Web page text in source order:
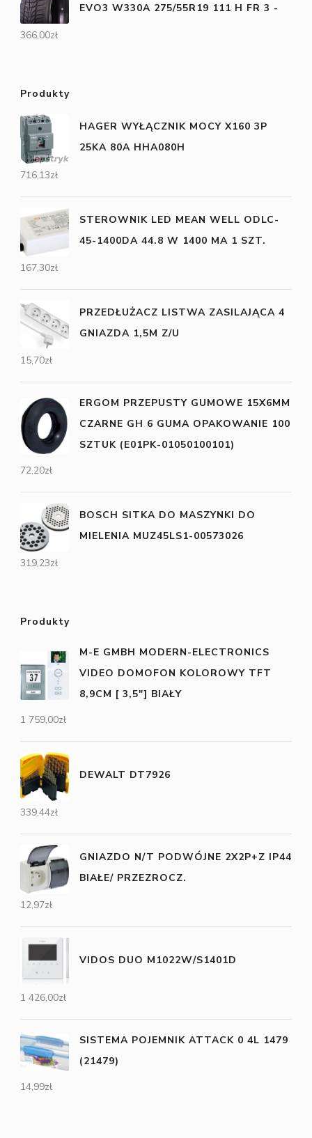
EVO3 W330A 275/55R19 111 H FR 3 -
366,00zł
Produkty
HAGER WYŁĄCZNIK MOCY X160 3P
25KA 80A HHA080H
716,13zł
STEROWNIK LED MEAN WELL ODLC-
45-1400DA 44.8 W 1400 MA 1 SZT.
167,30zł
PRZEDŁUŻACZ LISTWA ZASILAJĄCA 4
GNIAZDA 1,5M Z/U
15,70zł
ERGOM PRZEPUSTY GUMOWE 15X6MM
CZARNE GH 6 GUMA OPAKOWANIE 100
SZTUK (E01PK-01050100101)
72,20zł
BOSCH SITKA DO MASZYNKI DO
MIELENIA MUZ45LS1-00573026
319,23zł
Produkty
M-E GMBH MODERN-ELECTRONICS
VIDEO DOMOFON KOLOROWY TFT
8,9CM [ 3,5"] BIAŁY
1 759,00zł
DEWALT DT7926
339,44zł
GNIAZDO N/T PODWÓJNE 2X2P+Z IP44
BIAŁE/ PRZEZROCZ.
12,97zł
VIDOS DUO M1022W/S1401D
1 426,00zł
SISTEMA POJEMNIK ATTACK 0 4L 1479
(21479)
14,99zł